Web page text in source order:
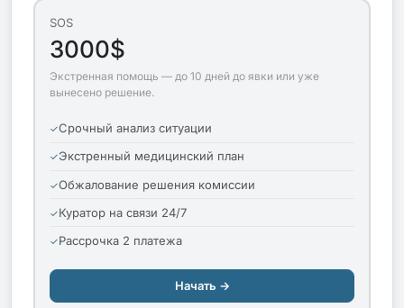
SOS
3000$
Экстренная помощь — до 10 дней до явки или уже
вынесено решение.
Срочный анализ ситуации
Экстренный медицинский план
Обжалование решения комиссии
Куратор на связи 24/7
Рассрочка 2 платежа
Начать →